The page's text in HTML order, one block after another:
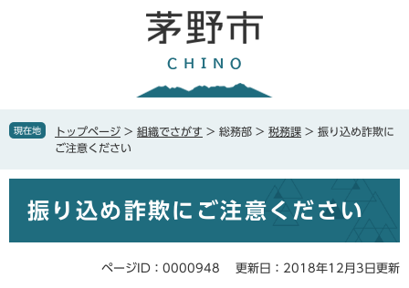
で
ば
本
現在地 トップページ > 組織でさがす > 総務部 > 税務課 > 振り込め詐欺に
ご注意ください
振り込め詐欺にご注意ください
ページID：0000948 更新日：2018年12月3日更新